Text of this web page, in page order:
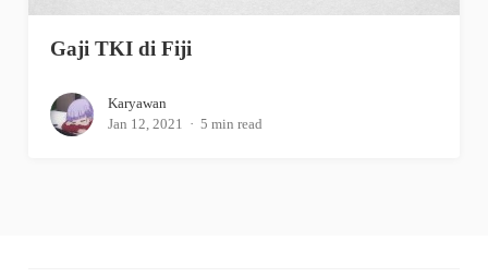
Gaji TKI di Fiji
Karyawan
Jan 12, 2021
5 min read